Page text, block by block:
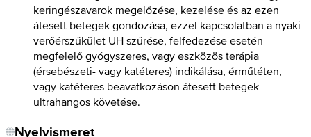
keringészavarok megelőzése, kezelése és az ezen
átesett betegek gondozása, ezzel kapcsolatban a nyaki
verőérszűkület UH szűrése, felfedezése esetén
megfelelő gyógyszeres, vagy eszközös terápia
(érsebészeti- vagy katéteres) indikálása, érműtéten,
vagy katéteres beavatkozáson átesett betegek
ultrahangos követése.
Nyelvismeret